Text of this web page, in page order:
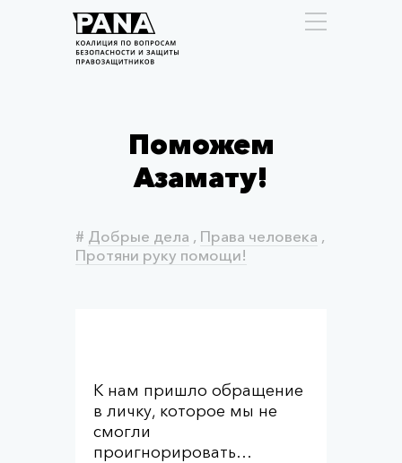
Поможем
Азамату!
# Добрые дела , Права человека ,
Протяни руку помощи!
К нам пришло обращение
в личку, которое мы не
смогли
проигнорировать…